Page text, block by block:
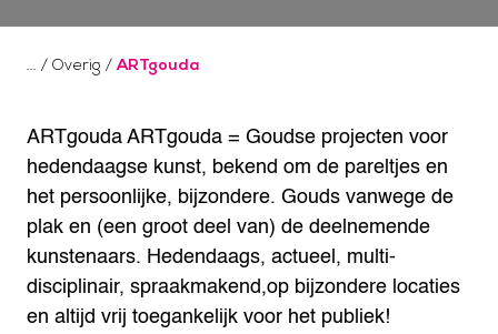
/ Overig /ARTgouda
ARTgoudaARTgouda = Goudse projecten voor
hedendaagse kunst, bekend om de pareltjes en
het persoonlijke, bijzondere. Gouds vanwege de
plak en (een groot deel van) de deelnemende
kunstenaars. Hedendaags, actueel, multi-
disciplinair, spraakmakend,op bijzondere locaties
en altijd vrij toegankelijk voor het publiek!